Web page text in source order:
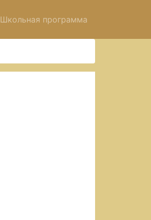
Школьная программа